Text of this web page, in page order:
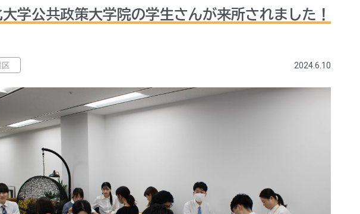
大学公共政策大学院の学生さんが来所されました！
2024.6.10